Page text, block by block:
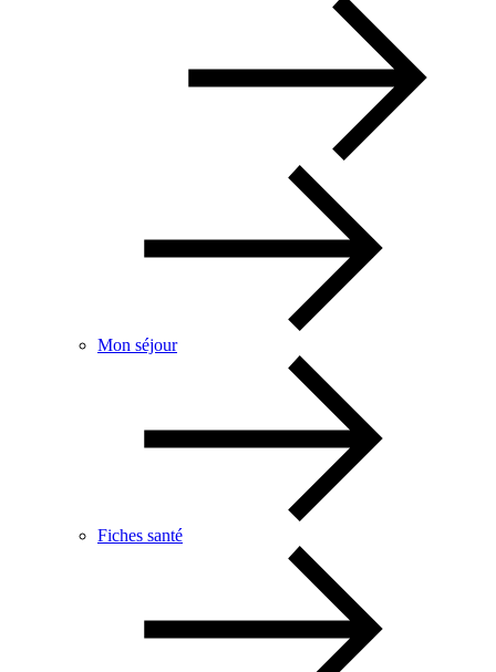
Mon séjour
Fiches santé